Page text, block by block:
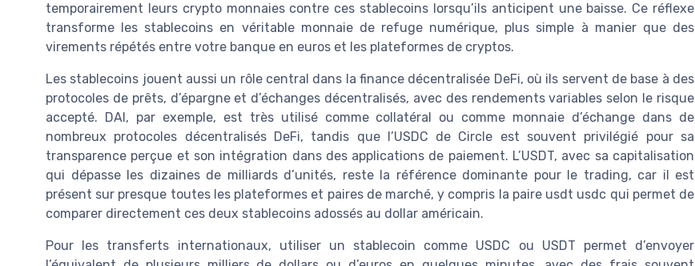
temporairement leurs crypto monnaies contre ces stablecoins lorsqu’ils anticipent une baisse. Ce réflexe
transforme les stablecoins en véritable monnaie de refuge numérique, plus simple à manier que des
virements répétés entre votre banque en euros et les plateformes de cryptos.
Les stablecoins jouent aussi un rôle central dans la finance décentralisée DeFi, où ils servent de base à des
protocoles de prêts, d’épargne et d’échanges décentralisés, avec des rendements variables selon le risque
accepté. DAI, par exemple, est très utilisé comme collatéral ou comme monnaie d’échange dans de
nombreux protocoles décentralisés DeFi, tandis que l’USDC de Circle est souvent privilégié pour sa
transparence perçue et son intégration dans des applications de paiement. L’USDT, avec sa capitalisation
qui dépasse les dizaines de milliards d’unités, reste la référence dominante pour le trading, car il est
présent sur presque toutes les plateformes et paires de marché, y compris la paire usdt usdc qui permet de
comparer directement ces deux stablecoins adossés au dollar américain.
Pour les transferts internationaux, utiliser un stablecoin comme USDC ou USDT permet d’envoyer